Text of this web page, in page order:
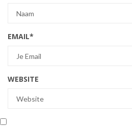
EMAIL*
WEBSITE